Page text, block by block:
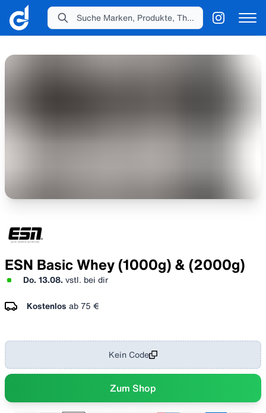
ESN Basic Whey (1000g) & (2000g)
Do. 13.08. vstl. bei dir
Kostenlos ab 75 €
Kein Code
Zum Shop